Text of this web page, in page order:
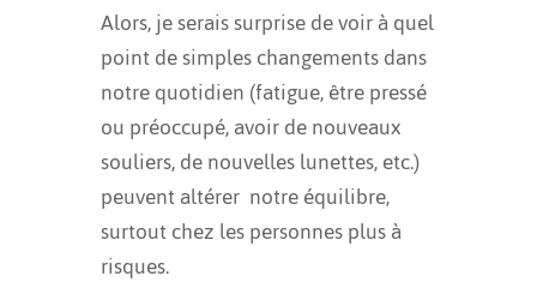
Alors, je serais surprise de voir à quel
point de simples changements dans
notre quotidien (fatigue, être pressé
ou préoccupé, avoir de nouveaux
souliers, de nouvelles lunettes, etc.)
peuvent altérer notre équilibre,
surtout chez les personnes plus à
risques.